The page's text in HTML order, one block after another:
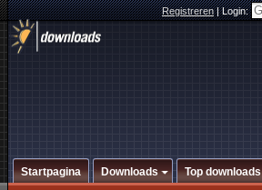
Registreren|Login:
Startpagina Downloads Top downloads